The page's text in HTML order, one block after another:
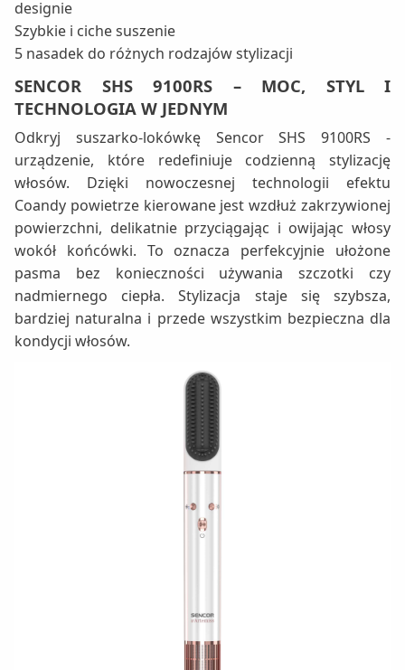
designie
Szybkie i ciche suszenie
5 nasadek do różnych rodzajów stylizacji
SENCOR SHS 9100RS – MOC, STYL I
TECHNOLOGIA W JEDNYM
Odkryj suszarko-lokówkę Sencor SHS 9100RS -
urządzenie, które redefiniuje codzienną stylizację
włosów. Dzięki nowoczesnej technologii efektu
Coandy powietrze kierowane jest wzdłuż zakrzywionej
powierzchni, delikatnie przyciągając i owijając włosy
wokół końcówki. To oznacza perfekcyjnie ułożone
pasma bez konieczności używania szczotki czy
nadmiernego ciepła. Stylizacja staje się szybsza,
bardziej naturalna i przede wszystkim bezpieczna dla
kondycji włosów.